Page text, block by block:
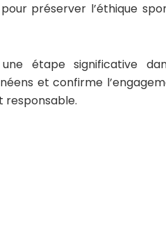
préserver l’éthique
étape significative
et confirme
responsable.